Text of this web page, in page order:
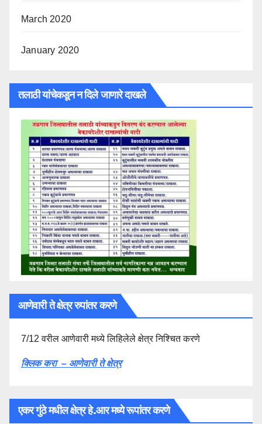
March 2020
January 2020
तलाठी यांचेकडून न दिले जाणारे दाखले
आणेवारी ते क्षेत्र रुपांतर करणे
7/12 वरील आणेवारी मध्ये लिहिलेले क्षेत्र निश्चित करणे
क्लिक करा – आणेवारी ते क्षेत्र
एकर गुंठे मधील क्षेत्र हे.आर मध्ये रूपांतर करणे